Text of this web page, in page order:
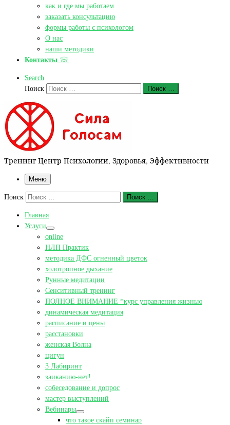
как и где мы работаем
заказать консультацию
формы работы с психологом
О нас
наши методики
Контакты ☏
Search
Поиск
Поиск …
Тренинг Центр Психологии, Здоровья, Эффективности
Меню
Поиск Поиск …
Главная
Услуги
online
НЛП Практик
методика ДФС огненный цветок
холотропное дыхание
Рунные медитации
Сенситивный тренинг
ПОЛНОЕ ВНИМАНИЕ *курс управления жизнью
динамическая медитация
расписание и цены
расстановки
женская Волна
цигун
3 Лабиринт
заиканию-нет!
собеседование и допрос
мастер выступлений
Вебинары
что такое скайп семинар